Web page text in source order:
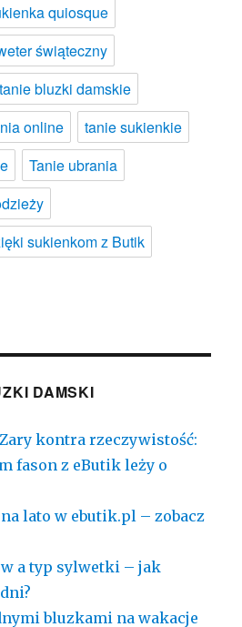
quiosque
świąteczny
tanie bluzki damskie
online
tanie sukienkie
Tanie ubrania
sukienkom z Butik
DAMSKI
kontra rzeczywistość:
fason z eButik leży o
lato w ebutik.pl – zobacz
a typ sylwetki – jak
bluzkami na wakacje